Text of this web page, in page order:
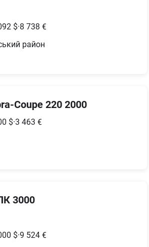
$·8 738 €
район
Coupe 220 2000
$·3 463 €
3000
$·9 524 €